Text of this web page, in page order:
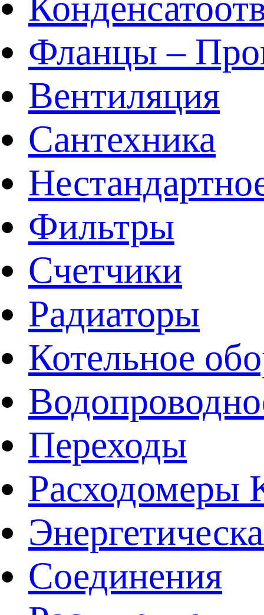
Фланцы –
Вентиляция
Сантехника
Фильтры
Счетчики
Радиаторы
Котельное
Переходы
Расходомеры
Соединения